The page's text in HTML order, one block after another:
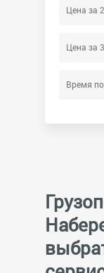
Цена за
Цена за
Время